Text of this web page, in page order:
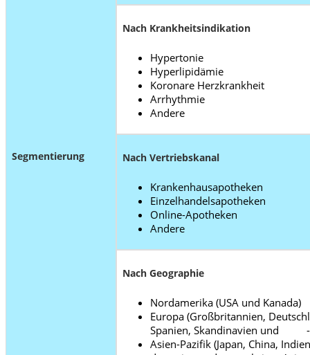
Segmentierung
Nach Krankheitsindikation
Hypertonie
Hyperlipidämie
Koronare Herzkrankheit
Arrhythmie
Andere
Nach Vertriebskanal
Krankenhausapotheken
Einzelhandelsapotheken
Online-Apotheken
Andere
Nach Geographie
Nordamerika (USA und Kanada)
Europa (Großbritannien,
Spanien, Skandinavien und -
Asien-Pazifik (Japan, China,